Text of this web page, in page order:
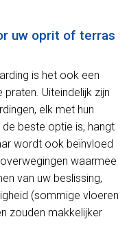
uw oprit of terras
is het ook een
Uiteindelijk zijn
elk met hun
beste optie is, hangt
wordt ook beïnvloed
waarmee
van uw beslissing,
(sommige vloeren
zouden makkelijker